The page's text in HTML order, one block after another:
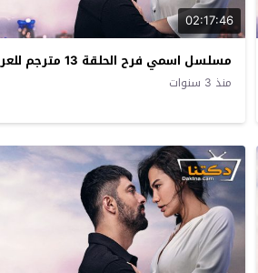
02:17:46
مسلسل اسمي فرح الحلقة 13 مترجم للعربية
منذ 3 سنوات